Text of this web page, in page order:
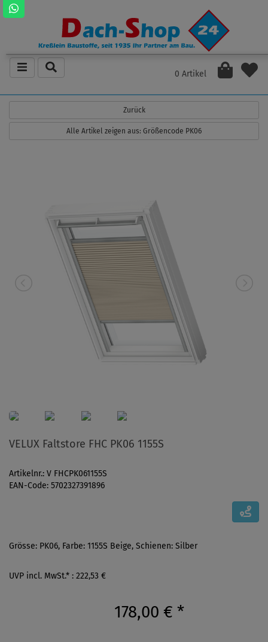
0 Artikel
Zurück
Alle Artikel zeigen aus: Größencode PK06
VELUX Faltstore FHC PK06 1155S
Artikelnr.: V FHCPK061155S
EAN-Code: 5702327391896
Grösse: PK06, Farbe: 1155S Beige, Schienen: Silber
UVP incl. MwSt.* : 222,53 €
178,00 € *